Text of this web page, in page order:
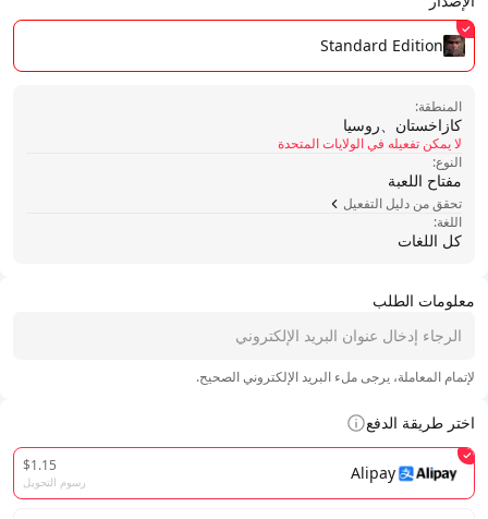
معلومات الطلب
لإتمام المعاملة، يرجى ملء البريد الإلكتروني الصحيح.
اختر طريقة الدفع
Alipay
$1.15
رسوم التحويل
Standard Edition
المنطقة:
كازاخستان、روسيا
لا يمكن تفعيله في الولايات المتحدة
النوع:
مفتاح اللعبة
تحقق من دليل التفعيل
اللغة:
كل اللغات